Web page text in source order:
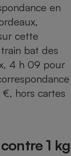
en
cette
bat des
4 h 09 pour
hors cartes
1 kg
à expressos